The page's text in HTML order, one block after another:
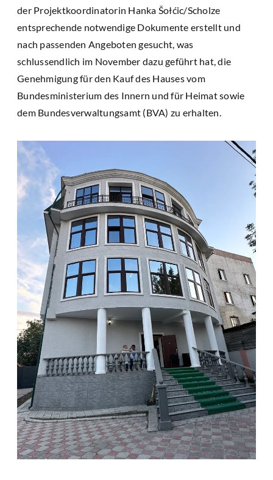
der Projektkoordinatorin Hanka Šołćic/Scholze
entsprechende notwendige Dokumente erstellt und
nach passenden Angeboten gesucht, was
schlussendlich im November dazu geführt hat, die
Genehmigung für den Kauf des Hauses vom
Bundesministerium des Innern und für Heimat sowie
dem Bundesverwaltungsamt (BVA) zu erhalten.